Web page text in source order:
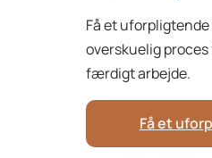
Få et
overskuelig
færdigt arbejde.
Få et